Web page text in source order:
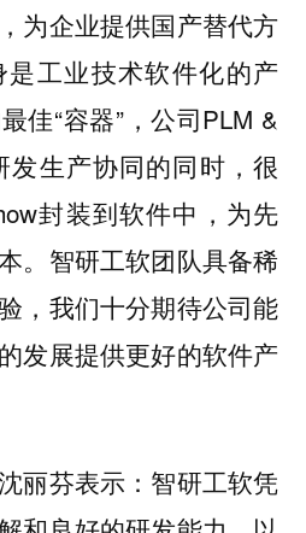
为企业提供国产替代方
工业技术软件化的产
佳“容器”，公司PLM &
发生产协同的同时，很
封装到软件中，为先
。智研工软团队具备稀
，我们十分期待公司能
发展提供更好的软件产
丽芬表示：智研工软凭